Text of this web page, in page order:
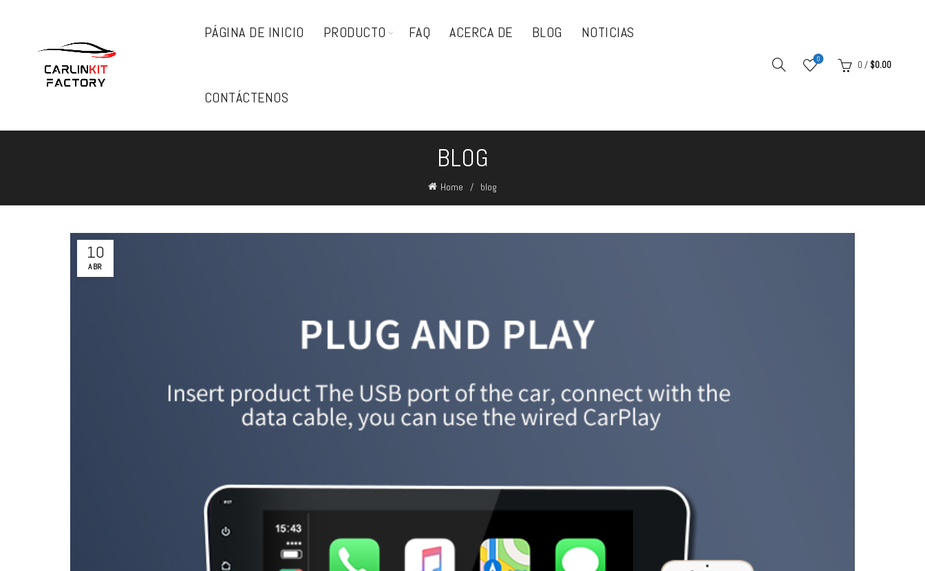
PÁGINA DE INICIO PRODUCTO FAQ ACERCA DE BLOG NOTICIAS
CONTÁCTENOS
0
0 / $0.00
BLOG
Home blog
10
ABR